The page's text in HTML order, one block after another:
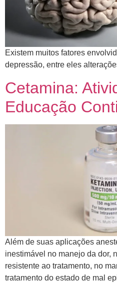
​Existem muitos fatores
depressão, entre eles
Cetamina:
Educação
Além de suas aplicações
inestimável no manejo da dor,
resistente ao tratamento, no
tratamento do estado de mal